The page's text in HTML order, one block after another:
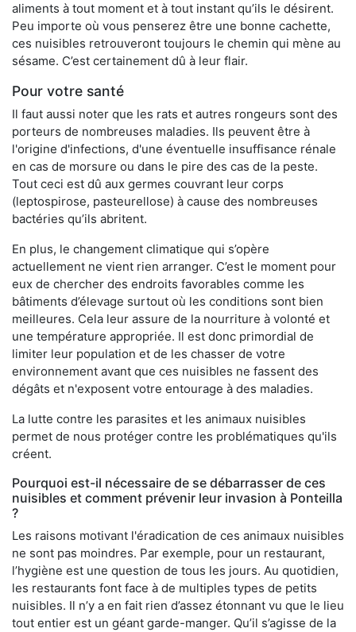
aliments à tout moment et à tout instant qu’ils le désirent.
Peu importe où vous penserez être une bonne cachette,
ces nuisibles retrouveront toujours le chemin qui mène au
sésame. C’est certainement dû à leur flair.
Pour votre santé
Il faut aussi noter que les rats et autres rongeurs sont des
porteurs de nombreuses maladies. Ils peuvent être à
l'origine d'infections, d'une éventuelle insuffisance rénale
en cas de morsure ou dans le pire des cas de la peste.
Tout ceci est dû aux germes couvrant leur corps
(leptospirose, pasteurellose) à cause des nombreuses
bactéries qu’ils abritent.
En plus, le changement climatique qui s’opère
actuellement ne vient rien arranger. C’est le moment pour
eux de chercher des endroits favorables comme les
bâtiments d’élevage surtout où les conditions sont bien
meilleures. Cela leur assure de la nourriture à volonté et
une température appropriée. Il est donc primordial de
limiter leur population et de les chasser de votre
environnement avant que ces nuisibles ne fassent des
dégâts et n'exposent votre entourage à des maladies.
La lutte contre les parasites et les animaux nuisibles
permet de nous protéger contre les problématiques qu'ils
créent.
Pourquoi est-il nécessaire de se débarrasser de ces
nuisibles et comment prévenir leur invasion à Ponteilla
?
Les raisons motivant l'éradication de ces animaux nuisibles
ne sont pas moindres. Par exemple, pour un restaurant,
l’hygiène est une question de tous les jours. Au quotidien,
les restaurants font face à de multiples types de petits
nuisibles. Il n’y a en fait rien d’assez étonnant vu que le lieu
tout entier est un géant garde-manger. Qu’il s’agisse de la